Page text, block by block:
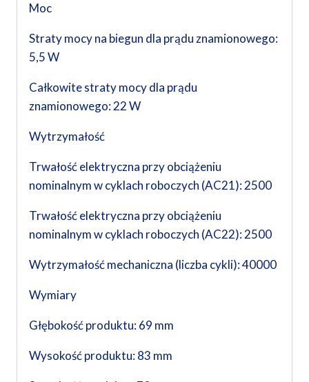
Moc
Straty mocy na biegun dla prądu znamionowego:
5,5 W
Całkowite straty mocy dla prądu
znamionowego: 22 W
Wytrzymałość
Trwałość elektryczna przy obciążeniu
nominalnym w cyklach roboczych (AC21): 2500
Trwałość elektryczna przy obciążeniu
nominalnym w cyklach roboczych (AC22): 2500
Wytrzymałość mechaniczna (liczba cykli): 40000
Wymiary
Głębokość produktu: 69 mm
Wysokość produktu: 83 mm